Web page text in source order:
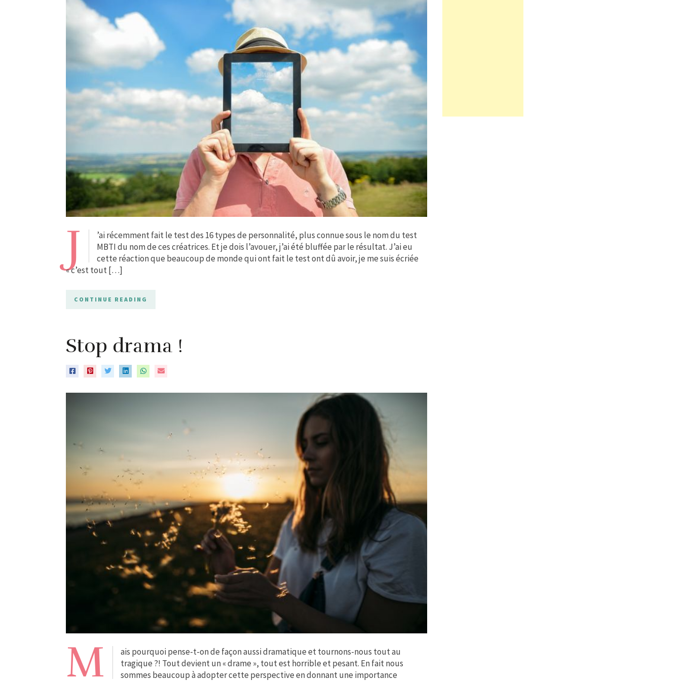
J
’ai récemment fait le test des 16 types de personnalité, plus connue sous le nom du test
MBTI du nom de ces créatrices. Et je dois l’avouer, j’ai été bluffée par le résultat. J’ai eu
cette réaction que beaucoup de monde qui ont fait le test ont dû avoir, je me suis écriée
« c’est tout […]
CONTINUE READING
Stop drama !
M
ais pourquoi pense-t-on de façon aussi dramatique et tournons-nous tout au
tragique ?! Tout devient un « drame », tout est horrible et pesant. En fait nous
sommes beaucoup à adopter cette perspective en donnant une importance